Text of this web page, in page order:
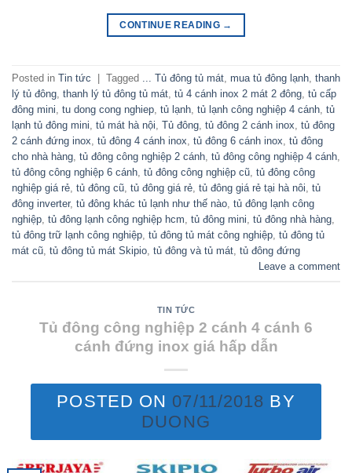
CONTINUE READING →
Posted in Tin tức Tagged ... Tủ đông tủ mát, mua tủ đông lạnh, thanh
lý tủ đông, thanh lý tủ đông tủ mát, tủ 4 cánh inox 2 mát 2 đông, tủ cấp
đông mini, tu dong cong nghiep, tủ lạnh, tủ lạnh công nghiệp 4 cánh, tủ
lạnh tủ đông mini, tủ mát hà nội, Tủ đông, tủ đông 2 cánh inox, tủ đông
2 cánh đứng inox, tủ đông 4 cánh inox, tủ đông 6 cánh inox, tủ đông
cho nhà hàng, tủ đông công nghiệp 2 cánh, tủ đông công nghiệp 4 cánh,
tủ đông công nghiệp 6 cánh, tủ đông công nghiệp cũ, tủ đông công
nghiệp giá rẻ, tủ đông cũ, tủ đông giá rẻ, tủ đông giá rẻ tại hà nôi, tủ
đông inverter, tủ đông khác tủ lạnh như thế nào, tủ đông lạnh công
nghiệp, tủ đông lạnh công nghiệp hcm, tủ đông mini, tủ đông nhà hàng,
tủ đông trữ lạnh công nghiệp, tủ đông tủ mát công nghiệp, tủ đông tủ
mát cũ, tủ đông tủ mát Skipio, tủ đông và tủ mát, tủ đông đứng
Leave a comment
TIN TỨC
Tủ đông công nghiệp 2 cánh 4 cánh 6
cánh đứng inox giá hấp dẫn
POSTED ON 07/11/2018 BY
DUONG